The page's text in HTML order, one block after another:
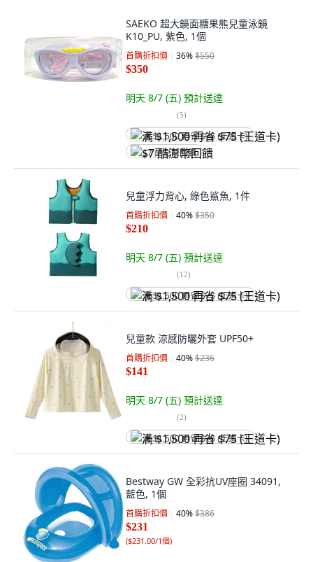
SAEKO 超大鏡面糖果熊兒童泳鏡
K10_PU, 紫色, 1個
首購折扣價 36%$550
$350
明天 8/7 (五) 預計送達
(5)
满 $1,500 再省 $75 (王道卡)
$7 酷澎幣回饋
兒童浮力背心, 綠色鯊魚, 1件
首購折扣價 40%$350
$210
明天 8/7 (五) 預計送達
(12)
满 $1,500 再省 $75 (王道卡)
兒童款 涼感防曬外套 UPF50+
首購折扣價 40%$236
$141
明天 8/7 (五) 預計送達
(2)
满 $1,500 再省 $75 (王道卡)
Bestway GW 全彩抗UV座圈 34091,
藍色, 1個
首購折扣價 40%$386
$231
($231.00/1個)